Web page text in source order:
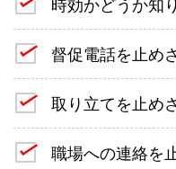
時効かどうか知
督促電話を止め
取り立てを止め
職場への連絡を